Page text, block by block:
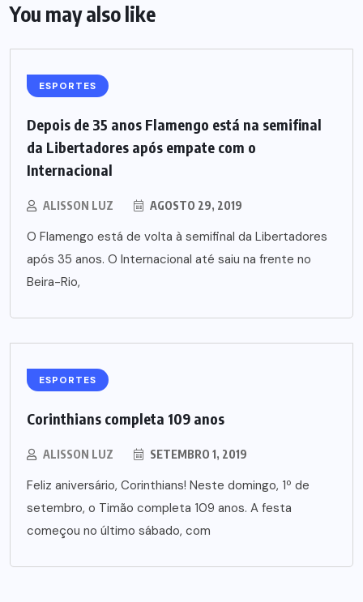
You may also like
ESPORTES
Depois de 35 anos Flamengo está na semifinal
da Libertadores após empate com o
Internacional
ALISSON LUZ AGOSTO 29, 2019
O Flamengo está de volta à semifinal da Libertadores
após 35 anos. O Internacional até saiu na frente no
Beira-Rio,
ESPORTES
Corinthians completa 109 anos
ALISSON LUZ SETEMBRO 1, 2019
Feliz aniversário, Corinthians! Neste domingo, 1º de
setembro, o Timão completa 109 anos. A festa
começou no último sábado, com